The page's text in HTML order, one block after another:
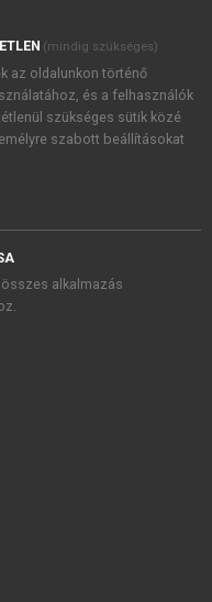
tudomásul
, valamint a szotar.netés a
foglaltakat
(mindig szükséges)
az oldalunkon történő
és a felhasználók
szükséges sütik közé
szabott beállításokat
alkalmazás